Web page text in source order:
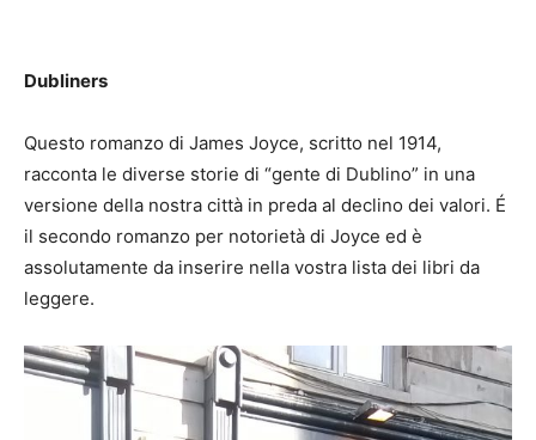
Dubliners
Questo romanzo di James Joyce, scritto nel 1914,
racconta le diverse storie di “gente di Dublino” in una
versione della nostra città in preda al declino dei valori. É
il secondo romanzo per notorietà di Joyce ed è
assolutamente da inserire nella vostra lista dei libri da
leggere.